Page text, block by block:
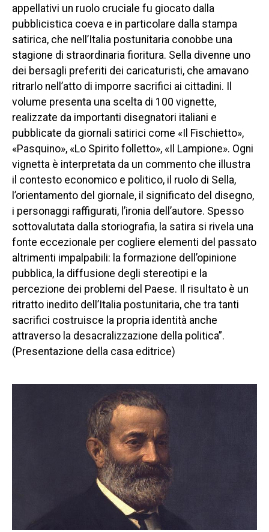
appellativi un ruolo cruciale fu giocato dalla
pubblicistica coeva e in particolare dalla stampa
satirica, che nell’Italia postunitaria conobbe una
stagione di straordinaria fioritura. Sella divenne uno
dei bersagli preferiti dei caricaturisti, che amavano
ritrarlo nell’atto di imporre sacrifici ai cittadini. Il
volume presenta una scelta di 100 vignette,
realizzate da importanti disegnatori italiani e
pubblicate da giornali satirici come «Il Fischietto»,
«Pasquino», «Lo Spirito folletto», «Il Lampione». Ogni
vignetta è interpretata da un commento che illustra
il contesto economico e politico, il ruolo di Sella,
l’orientamento del giornale, il significato del disegno,
i personaggi raffigurati, l’ironia dell’autore. Spesso
sottovalutata dalla storiografia, la satira si rivela una
fonte eccezionale per cogliere elementi del passato
altrimenti impalpabili: la formazione dell’opinione
pubblica, la diffusione degli stereotipi e la
percezione dei problemi del Paese. Il risultato è un
ritratto inedito dell’Italia postunitaria, che tra tanti
sacrifici costruisce la propria identità anche
attraverso la desacralizzazione della politica”.
(Presentazione della casa editrice)